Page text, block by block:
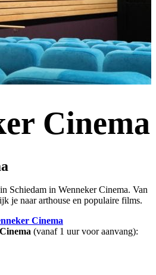
Cinema
Schiedam in Wenneker Cinema. Van
je naar arthouse en populaire films.
Cinema
(vanaf 1 uur voor aanvang):